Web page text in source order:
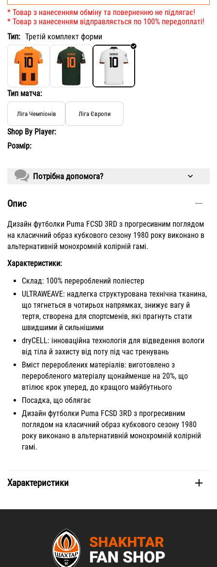
* Товар з нанесенням обміну та поверненню не підлягає!
* Товар з нанесенням відправляється по 100% передоплаті!
Тип: Третій комплект форми
Тип матча:
Ліга Чемпіонів Ліга Європи
Shop By Player:
Розмір:
Потрібна допомога?
Опис
Дизайн футболки Puma FCSD 3RD з прогресивним поглядом
на класичний образ кубкового сезону 1980 року виконано в
альтернативній монохромній колірній гамі.
Характеристики:
Склад: 100% перероблений поліестер
ULTRAWEAVE: надлегка структурована технічна тканина,
що тягнеться в чотирьох напрямках, знижує вагу й
тертя, створена для спортсменів, які прагнуть стати
швидшими й сильнішими
dryCELL: інноваційна технологія для відведення вологи
від тіла й захисту від поту під час тренувань
Вміст перероблених матеріалів: виготовлено з
переробленого матеріалу щонайменше на 20%, що
втілює крок уперед, до кращого майбутнього
Посадка, що облягає
Дизайн футболки Puma FCSD 3RD з прогресивним
поглядом на класичний образ кубкового сезону 1980
року виконано в альтернативній монохромній колірній
гамі.
Характеристики